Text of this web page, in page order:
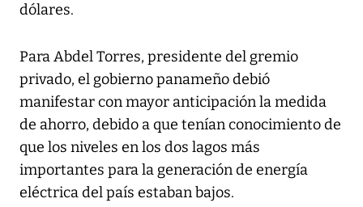
dólares.
Para Abdel Torres, presidente del gremio
privado, el gobierno panameño debió
manifestar con mayor anticipación la medida
de ahorro, debido a que tenían conocimiento de
que los niveles en los dos lagos más
importantes para la generación de energía
eléctrica del país estaban bajos.